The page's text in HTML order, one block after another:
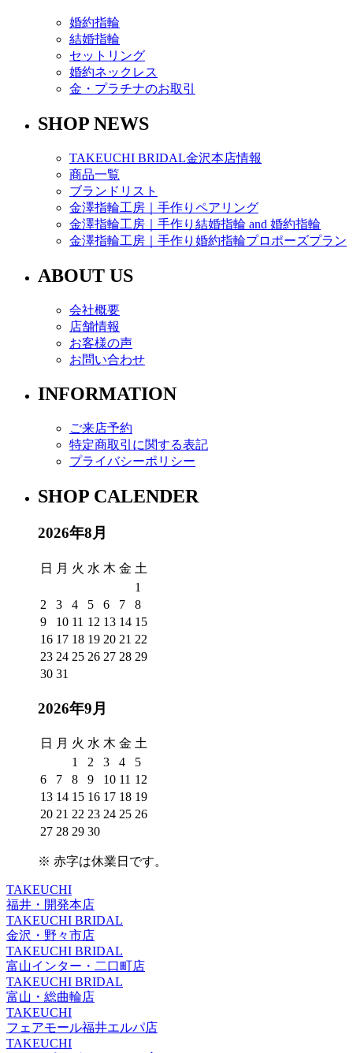
婚約指輪
結婚指輪
セットリング
婚約ネックレス
金・プラチナのお取引
SHOP NEWS
TAKEUCHI BRIDAL金沢本店情報
商品一覧
ブランドリスト
金澤指輪工房｜手作りペアリング
金澤指輪工房｜手作り結婚指輪 and 婚約指輪
金澤指輪工房｜手作り婚約指輪プロポーズプラン
ABOUT US
会社概要
店舗情報
お客様の声
お問い合わせ
INFORMATION
ご来店予約
特定商取引に関する表記
プライバシーポリシー
SHOP CALENDER
2026年8月
日 月 火 水 木 金 土
1
2
3 4 5 6 7
8
9
10 11 12 13 14 15
16 17 18 19 20 21 22
23 24 25 26 27 28 29
30 31
2026年9月
日 月 火 水 木 金 土
1
2 3 4
5
6
7 8 9 10 11 12
13 14 15 16 17 18 19
20 21 22 23 24 25 26
27 28 29 30
※ 赤字は休業日 です。
TAKEUCHI
福井・開発本店
TAKEUCHI BRIDAL
金沢・野々市店
TAKEUCHI BRIDAL
富山インター・二口町店
TAKEUCHI BRIDAL
富山・総曲輪店
TAKEUCHI
フェアモール福井エルパ店
TAKEUCHI